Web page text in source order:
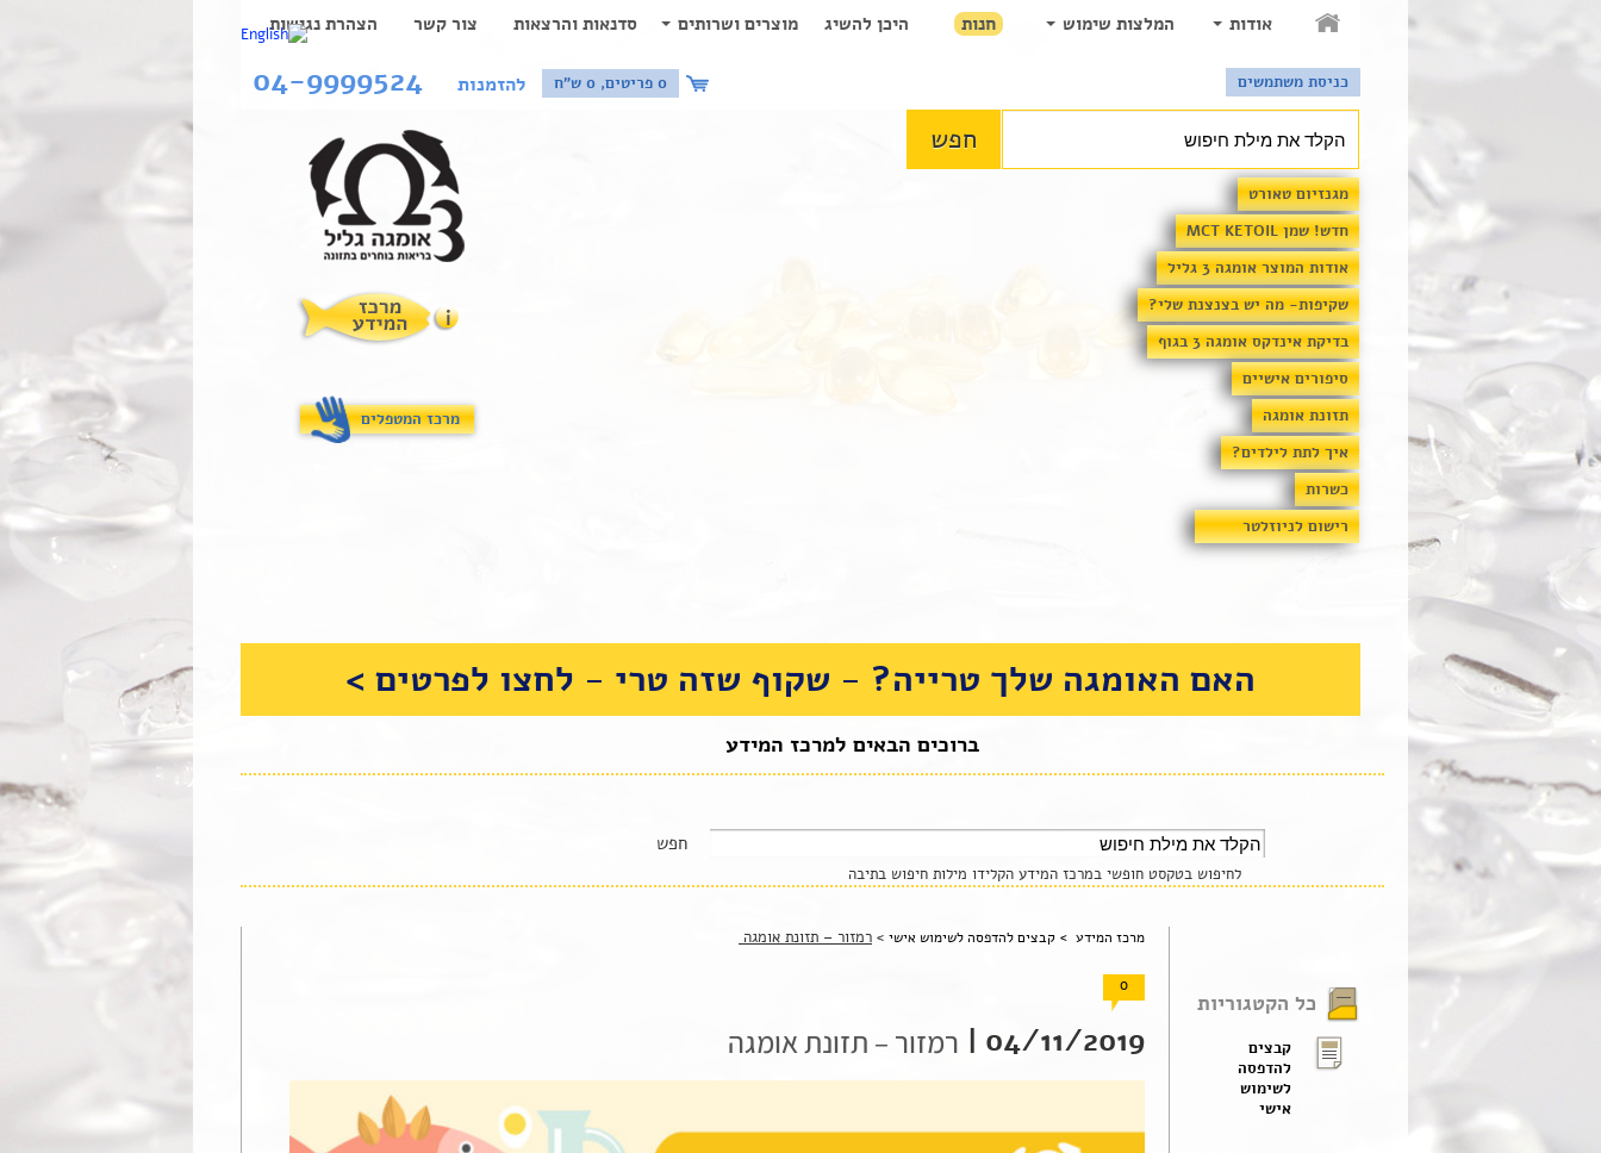
אודות המלצות שימוש חנות היכן להשיג מוצרים ושרותים סדנאות והרצאות צור קשר הצהרת נגישות
כניסת משתמשים 0 פריטים, 0 ש"ח להזמנות 04-9999524
מגנזיום טאורט
חדש! שמן MCT KETOIL
אודות המוצר אומגה 3 גליל
שקיפות- מה יש בצנצנת שלי?
בדיקת אינדקס אומגה 3 בגוף
סיפורים אישיים
תזונת אומגה
איך לתת לילדים?
כשרות
רישום לניוזלטר
מרכז המטפלים
האם האומגה שלך טרייה? - שקוף שזה טרי - לחצו לפרטים >
ברוכים הבאים למרכז המידע
לחיפוש בטקסט חופשי במרכז המידע הקלידו מילות חיפוש בתיבה
כל הקטגוריות
קבצים
להדפסה
לשימוש
אישי
מרכז המידע > קבצים להדפסה לשימוש אישי > רמזור – תזונת אומגה
0
04/11/2019 | רמזור – תזונת אומגה